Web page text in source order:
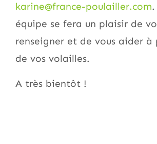
karine@france-poulailler.com
équipe se fera un plaisir de
renseigner et de vous aider à
de vos volailles.
A très bientôt !